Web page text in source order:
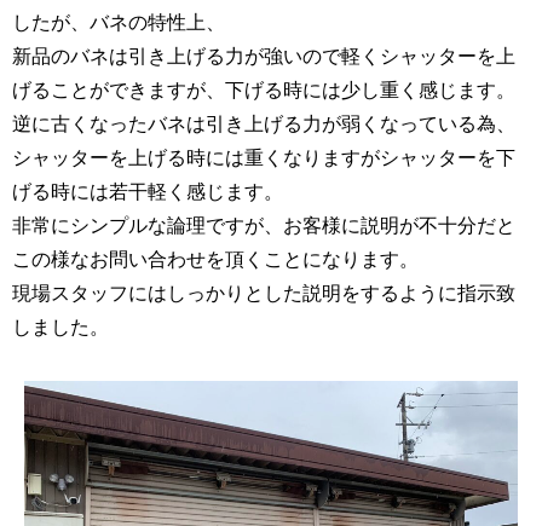
したが、バネの特性上、
新品のバネは引き上げる力が強いので軽くシャッターを上
げることができますが、下げる時には少し重く感じます。
逆に古くなったバネは引き上げる力が弱くなっている為、
シャッターを上げる時には重くなりますがシャッターを下
げる時には若干軽く感じます。
非常にシンプルな論理ですが、お客様に説明が不十分だと
この様なお問い合わせを頂くことになります。
現場スタッフにはしっかりとした説明をするように指示致
しました。